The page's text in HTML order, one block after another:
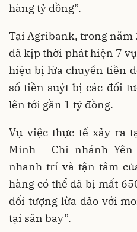
hàng tỷ đồng”.
Tại Agribank, trong năm
đã kịp thời phát hiện 7
hiệu bị lừa chuyển tiền
số tiền suýt bị các đối
lên tới gần 1 tỷ đồng.
Vụ việc thực tế xảy ra
Minh - Chi nhánh
nhanh trí và tận tâm
hàng có thể đã bị mất
đối tượng lừa đảo với
tại sân bay”.